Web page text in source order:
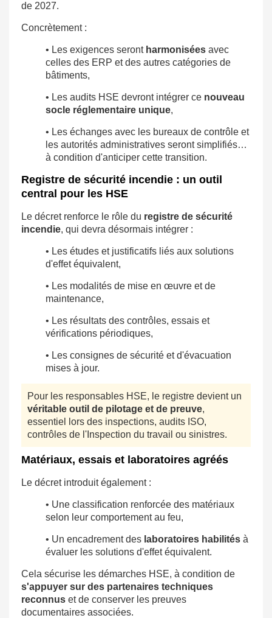
de 2027.
Concrètement :
• Les exigences seront harmonisées avec
celles des ERP et des autres catégories de
bâtiments,
• Les audits HSE devront intégrer ce nouveau
socle réglementaire unique,
• Les échanges avec les bureaux de contrôle et
les autorités administratives seront simplifiés…
à condition d'anticiper cette transition.
Registre de sécurité incendie : un outil
central pour les HSE
Le décret renforce le rôle du registre de sécurité
incendie, qui devra désormais intégrer :
• Les études et justificatifs liés aux solutions
d'effet équivalent,
• Les modalités de mise en œuvre et de
maintenance,
• Les résultats des contrôles, essais et
vérifications périodiques,
• Les consignes de sécurité et d'évacuation
mises à jour.
Pour les responsables HSE, le registre devient un
véritable outil de pilotage et de preuve,
essentiel lors des inspections, audits ISO,
contrôles de l'Inspection du travail ou sinistres.
Matériaux, essais et laboratoires agréés
Le décret introduit également :
• Une classification renforcée des matériaux
selon leur comportement au feu,
• Un encadrement des laboratoires habilités à
évaluer les solutions d'effet équivalent.
Cela sécurise les démarches HSE, à condition de
s'appuyer sur des partenaires techniques
reconnus et de conserver les preuves
documentaires associées.